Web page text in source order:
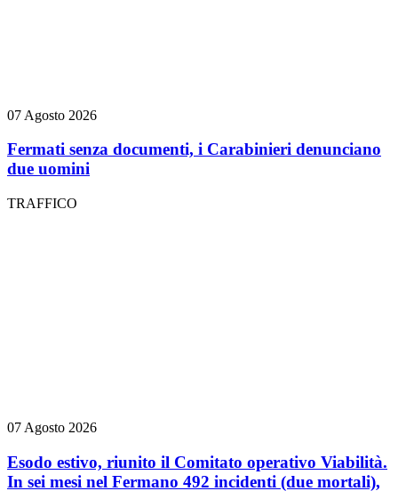
07 Agosto 2026
Fermati senza documenti, i Carabinieri denunciano
due uomini
TRAFFICO
07 Agosto 2026
Esodo estivo, riunito il Comitato operativo Viabilità.
In sei mesi nel Fermano 492 incidenti (due mortali),